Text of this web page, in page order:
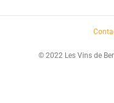
© 2022 Les Vins de